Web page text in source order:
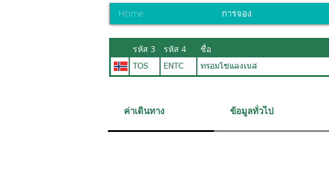
Home การจอง
รหัส 3 รหัส 4 ชื่อ
TOS ENTC ทรอมโซแลงเนส
ค่าเดินทาง ข้อมูลทั่วไป